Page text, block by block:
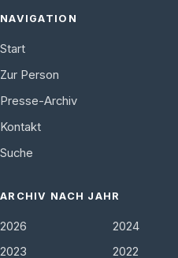
NAVIGATION
Start
Zur Person
Presse-Archiv
Kontakt
Suche
ARCHIV NACH JAHR
2026
2024
2023
2022